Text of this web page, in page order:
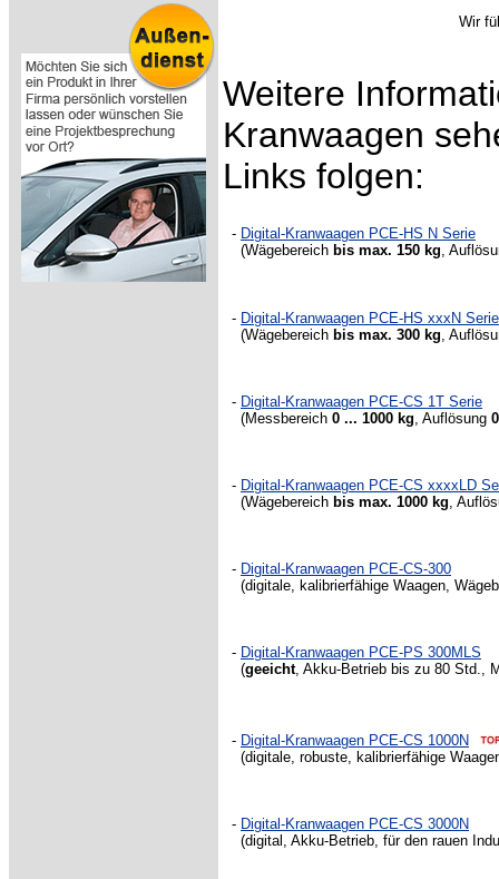
Wir
Weitere
Kranwaagen
Links folgen:
- Digital-Kranwaagen PCE-HS N Serie
(Wägebereich bis max. 150 kg,
- Digital-Kranwaagen PCE-HS xxxN Serie
(Wägebereich bis max. 300 kg,
- Digital-Kranwaagen PCE-CS 1T Serie
(Messbereich 0 ... 1000 kg, Auflösung
- Digital-Kranwaagen PCE-CS xxxxLD
(Wägebereich bis max. 1000 kg,
- Digital-Kranwaagen PCE-CS-300
(digitale, kalibrierfähige Waagen,
- Digital-Kranwaagen PCE-PS 300MLS
(geeicht, Akku-Betrieb bis zu 80 Std.,
- Digital-Kranwaagen PCE-CS 1000N
(digitale, robuste, kalibrierfähige
- Digital-Kranwaagen PCE-CS 3000N
(digital, Akku-Betrieb, für den rauen